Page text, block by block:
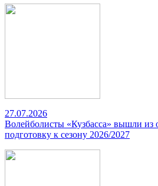
27.07.2026
Волейболисты «Кузбасса» вышли из
подготовку к сезону 2026/2027